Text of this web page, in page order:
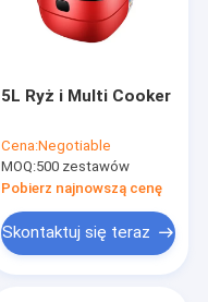
5L Ryż i Multi Cooker
Cena:Negotiable
MOQ:500 zestawów
Pobierz najnowszą cenę
Skontaktuj się teraz